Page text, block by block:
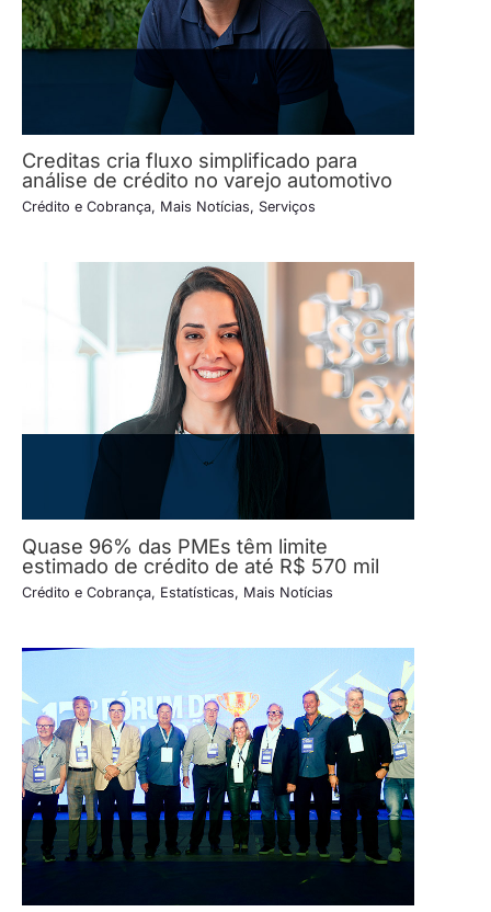
Creditas cria fluxo simplificado para
análise de crédito no varejo automotivo
Crédito e Cobrança, Mais Notícias, Serviços
Quase 96% das PMEs têm limite
estimado de crédito de até R$ 570 mil
Crédito e Cobrança, Estatísticas, Mais Notícias